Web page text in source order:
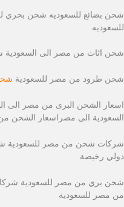
شحن بضائع للسعوديه شحن بحري
للسعوديه
شحن اثاث من مصر الى
شحن طرود من مصر للسعودية
اسعار الشحن البرى من مصر الى
السعودية الى مصراسعار الشحن
شركات شحن من مصر للسعودية
دولي رخيصة
شحن بري من مصر للسعودية
من مصر للسعودية